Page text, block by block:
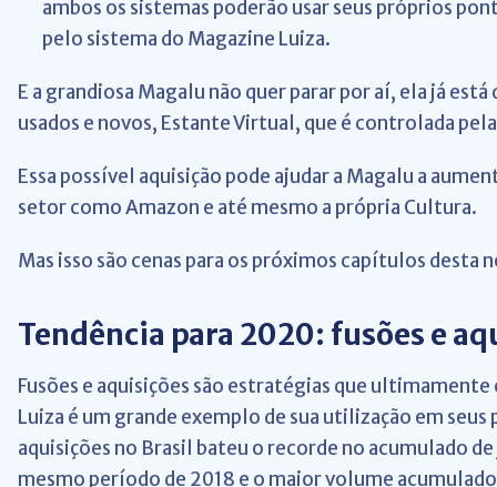
ambos os sistemas poderão usar seus próprios
pelo sistema do Magazine Luiza.
E a grandiosa Magalu não quer parar por aí, ela já
usados e novos, Estante Virtual, que é controlada
Essa possível aquisição pode ajudar a Magalu a
setor como Amazon e até mesmo a própria Cultura.
Mas isso são cenas para os próximos capítulos desta
Tendência para 2020: fusões e
Fusões e aquisições são estratégias que
Luiza é um grande exemplo de sua utilização em
aquisições no Brasil bateu o recorde no acumulado
mesmo período de 2018 e o maior volume